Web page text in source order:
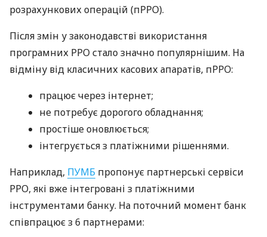
розрахункових операцій (пРРО).
Після змін у законодавстві використання
програмних РРО стало значно популярнішим. На
відміну від класичних касових апаратів, пРРО:
працює через інтернет;
не потребує дорогого обладнання;
простіше оновлюється;
інтегрується з платіжними рішеннями.
Наприклад, ПУМБ пропонує партнерські сервіси
РРО, які вже інтегровані з платіжними
інструментами банку. На поточний момент банк
співпрацює з 6 партнерами: